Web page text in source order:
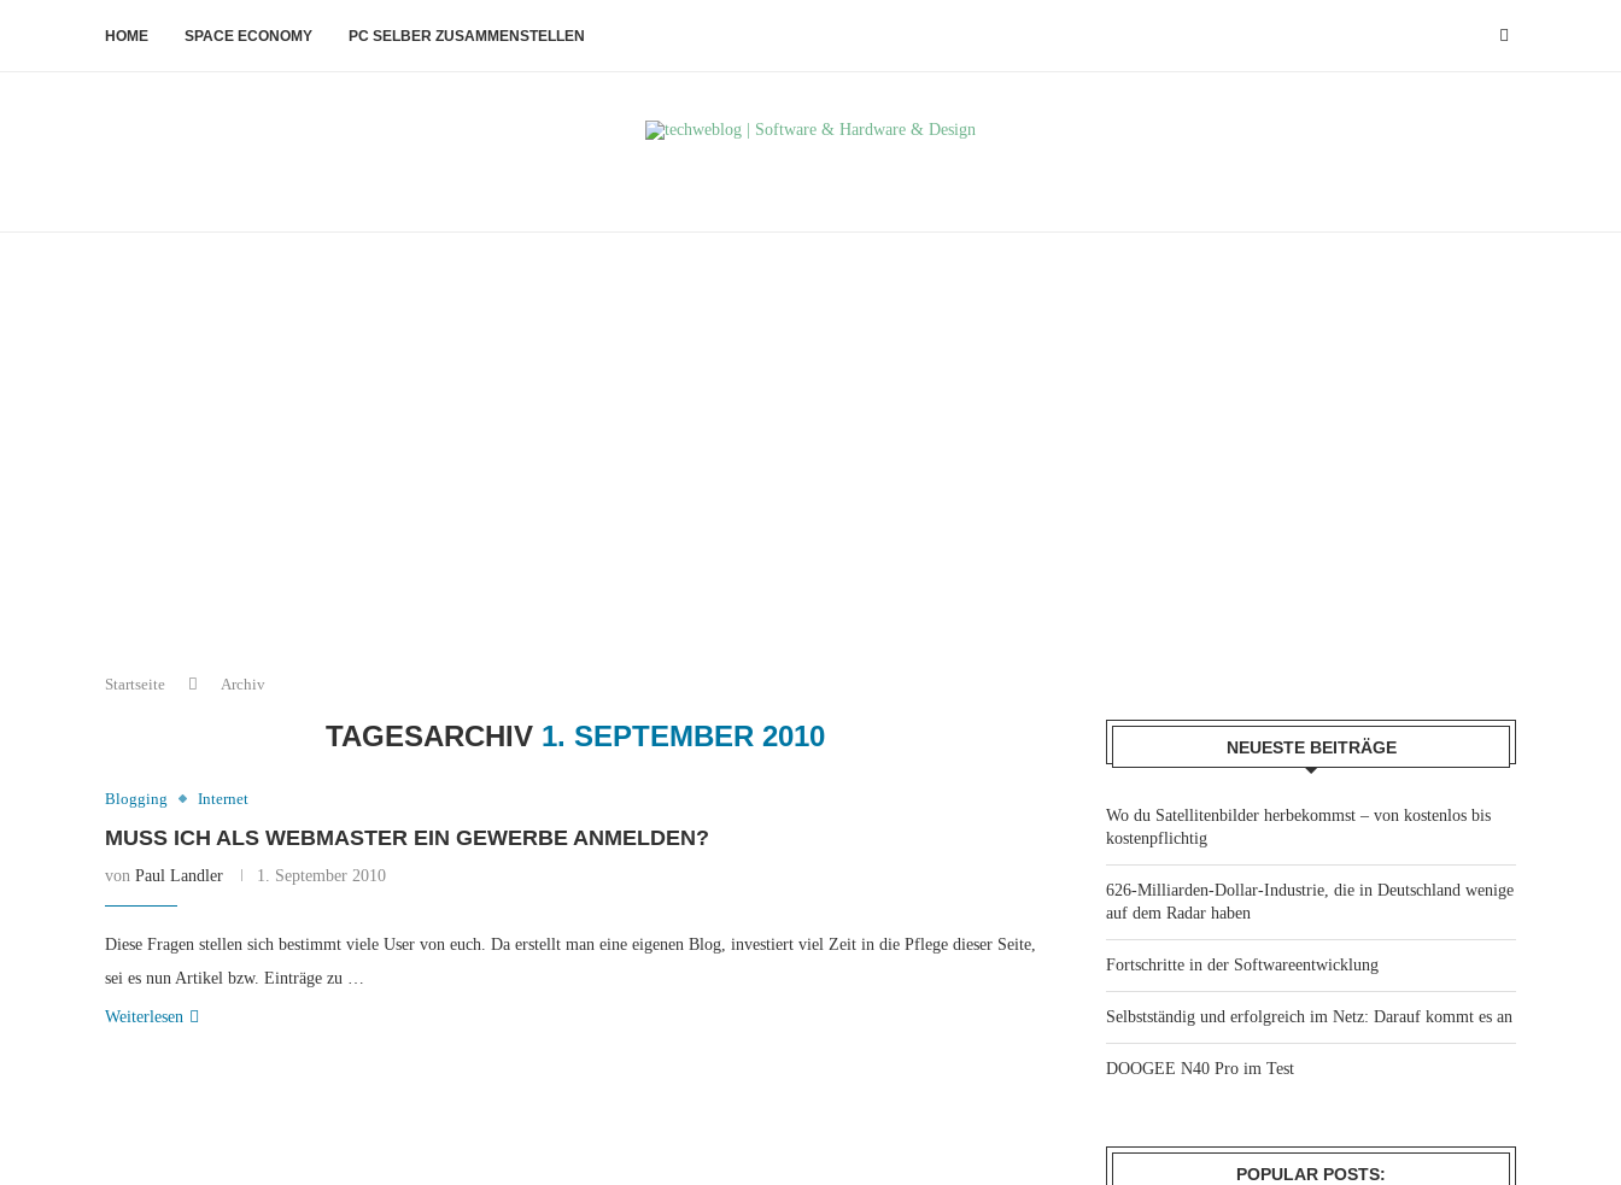
HOME SPACE ECONOMY PC SELBER ZUSAMMENSTELLEN
Startseite Archiv
TAGESARCHIV 1. SEPTEMBER 2010
Blogging Internet
MUSS ICH ALS WEBMASTER EIN GEWERBE ANMELDEN?
von Paul Landler 1. September 2010
Diese Fragen stellen sich bestimmt viele User von euch. Da erstellt man eine eigenen Blog, investiert viel Zeit in die Pflege dieser Seite,
sei es nun Artikel bzw. Einträge zu …
Weiterlesen
NEUESTE BEITRÄGE
Wo du Satellitenbilder herbekommst – von kostenlos bis
kostenpflichtig
626-Milliarden-Dollar-Industrie, die in Deutschland wenige
auf dem Radar haben
Fortschritte in der Softwareentwicklung
Selbstständig und erfolgreich im Netz: Darauf kommt es an
DOOGEE N40 Pro im Test
POPULAR POSTS: